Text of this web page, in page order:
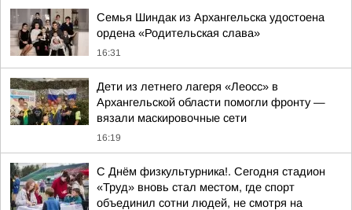
Семья Шиндак из Архангельска удостоена
ордена «Родительская слава»
16:31
Дети из летнего лагеря «Леосс» в
Архангельской области помогли фронту —
вязали маскировочные сети
16:19
С Днём физкультурника!. Сегодня стадион
«Труд» вновь стал местом, где спорт
объединил сотни людей, не смотря на